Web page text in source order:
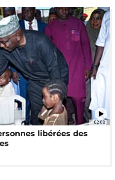
02:08
libérées des